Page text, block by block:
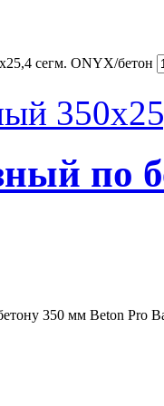
сегм. ONYX/бетон
по
350 мм Beton Pro